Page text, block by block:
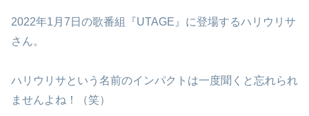
2022年1月7日の歌番組『UTAGE』に登場するハリウリサ
さん。
ハリウリサという名前のインパクトは一度聞くと忘れられ
ませんよね！（笑）